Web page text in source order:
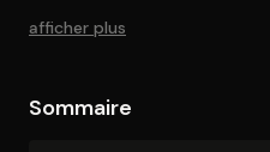
s’éclairent l’un l’autre.
afficher plus
Sommaire